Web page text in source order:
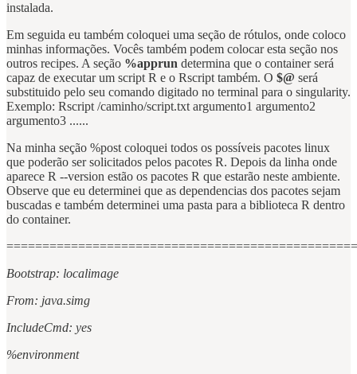
instalada.
Em seguida eu também coloquei uma seção de rótulos, onde coloco
minhas informações. Vocês também podem colocar esta seção nos
outros recipes. A seção %apprun determina que o container será
capaz de executar um script R e o Rscript também. O $@ será
substituido pelo seu comando digitado no terminal para o singularity.
Exemplo: Rscript /caminho/script.txt argumento1 argumento2
argumento3 ......
Na minha seção %post coloquei todos os possíveis pacotes linux
que poderão ser solicitados pelos pacotes R. Depois da linha onde
aparece R --version estão os pacotes R que estarão neste ambiente.
Observe que eu determinei que as dependencias dos pacotes sejam
buscadas e também determinei uma pasta para a biblioteca R dentro
do container.
Bootstrap: localimage
From: java.simg
IncludeCmd: yes
%environment